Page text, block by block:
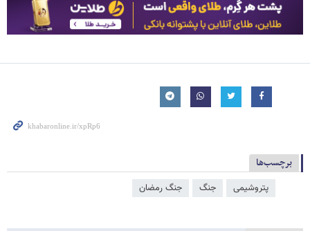
برچسب‌ها
پتروشیمی جنگ جنگ رمضان